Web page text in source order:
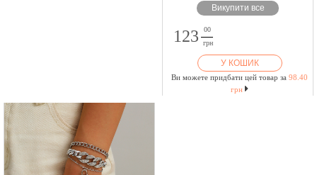
Викупити все
123
00
грн
У КОШИК
Ви можете придбати цей товар за 98.40
грн